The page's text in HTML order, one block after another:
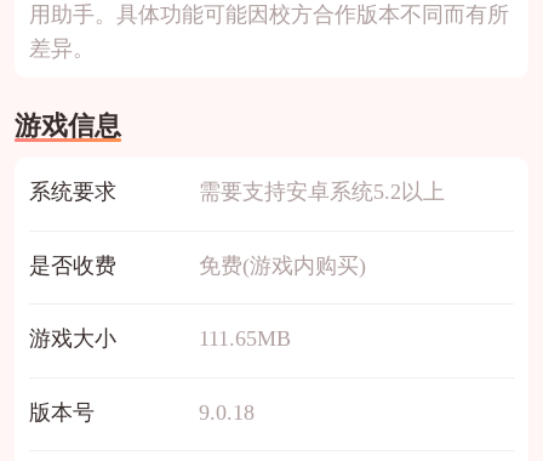
用助手。具体功能可能因校方合作版本不同而有所
差异。
游戏信息
系统要求 需要支持安卓系统5.2以上
是否收费 免费(游戏内购买)
游戏大小 111.65MB
版本号 9.0.18